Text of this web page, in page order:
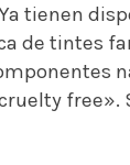
tienen
de tintes
free».